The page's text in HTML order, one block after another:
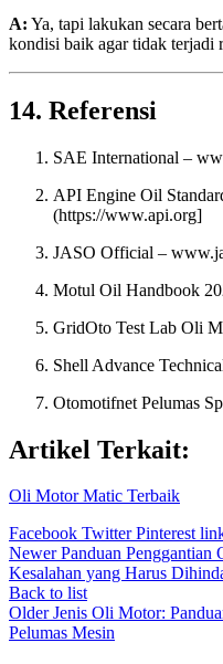
A: Ya, tapi lakukan secara
kondisi baik agar tidak terjadi
14. Referensi
SAE International –
API Engine Oil
(https://www.api.org]
JASO Official –
Motul Oil Handbook
GridOto Test Lab Oli
Shell Advance
Otomotifnet Pelumas
Artikel Terkait:
Oli Motor Matic Terbaik
Facebook Twitter Pinterest
Newer Panduan
Kesalahan yang Harus
Back to list
Older Jenis Oli Motor:
Pelumas Mesin